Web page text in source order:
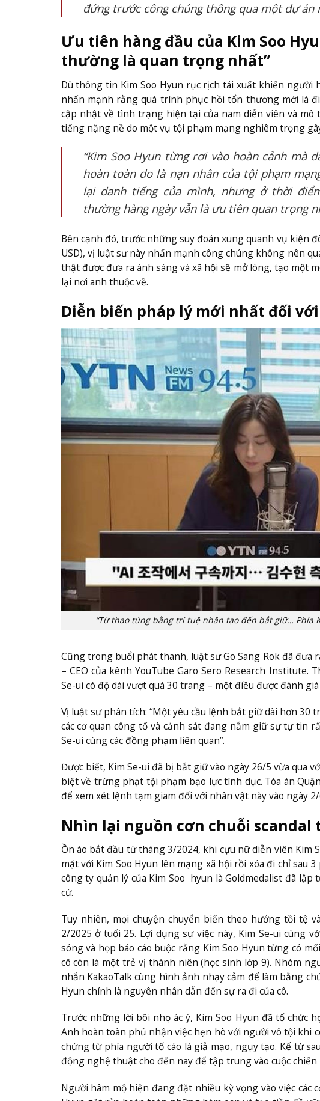
đứng trước công chúng thông qua một dự án
Ưu tiên hàng đầu của Kim Soo
thường là quan trọng nhất”
Dù thông tin Kim Soo Hyun rục rịch tái xuất khiến
nhấn mạnh rằng quá trình phục hồi tổn thương mới là
cập nhật về tình trạng hiện tại của nam diễn viên và
tiếng nặng nề do một vụ tội phạm mạng nghiêm trọng
“Kim Soo Hyun từng rơi vào hoàn cảnh mà
hoàn toàn do là nạn nhân của tội phạm
lại danh tiếng của mình, nhưng ở thời
thường hàng ngày vẫn là ưu tiên quan trọng
Bên cạnh đó, trước những suy đoán xung quanh vụ
USD), vị luật sư này nhấn mạnh công chúng không nên
thật được đưa ra ánh sáng và xã hội sẽ mở lòng, tạo một
lại nơi anh thuộc về.
Diễn biến pháp lý mới nhất đối
“Từ thao túng bằng trí tuệ nhân tạo đến bắt giữ… Phía
Cũng trong buổi phát thanh, luật sư Go Sang Rok đã
– CEO của kênh YouTube Garo Sero Research
Se-ui có độ dài vượt quá 30 trang – một điều được đánh
Vị luật sư phân tích: “Một yêu cầu lệnh bắt giữ dài hơn
các cơ quan công tố và cảnh sát đang nắm giữ sự tự tin
Se-ui cùng các đồng phạm liên quan”.
Được biết, Kim Se-ui đã bị bắt giữ vào ngày 26/5 vừa qua
biệt về trừng phạt tội phạm bạo lực tình dục. Tòa án
để xem xét lệnh tạm giam đối với nhân vật này vào ngày
Nhìn lại nguồn cơn chuỗi scandal
Ồn ào bắt đầu từ tháng 3/2024, khi cựu nữ diễn viên
mặt với Kim Soo Hyun lên mạng xã hội rồi xóa đi chỉ sau
công ty quản lý của Kim Soo hyun là Goldmedalist đã
cứ.
Tuy nhiên, mọi chuyện chuyển biến theo hướng tồi tệ
2/2025 ở tuổi 25. Lợi dụng sự việc này, Kim Se-ui cùng
sóng và họp báo cáo buộc rằng Kim Soo Hyun từng có
cô còn là một trẻ vị thành niên (học sinh lớp 9). Nhóm
nhắn KakaoTalk cùng hình ảnh nhạy cảm để làm bằng
Hyun chính là nguyên nhân dẫn đến sự ra đi của cô.
Trước những lời bôi nhọ ác ý, Kim Soo Hyun đã tổ chức
Anh hoàn toàn phủ nhận việc hẹn hò với người vô tội khi
chứng từ phía người tố cáo là giả mạo, ngụy tạo. Kể từ
động nghệ thuật cho đến nay để tập trung vào cuộc chiến
Người hâm mộ hiện đang đặt nhiều kỳ vọng vào việc các